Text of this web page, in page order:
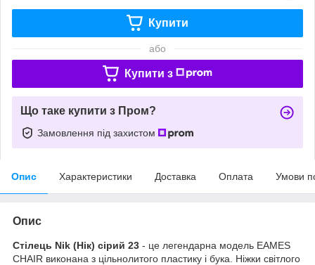
Купити
або
Купити з
Що таке купити з Пром?
Замовлення під захистом
Опис Характеристики Доставка Оплата Умови
Опис
Стілець Nik (Нік) сірий 23 - це легендарна модель EAMES
CHAIR виконана з цільнолитого пластику і бука. Ніжки світлого